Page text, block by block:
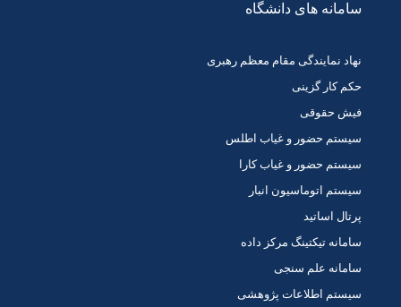
سامانه های دانشگاه
نهاد نمایندگی مقام معظم رهبری
حکم کار گزینی
فیش حقوقی
سیستم حضور و غیاب اطلس
سیستم حضور و غیاب کارا
سیستم اتوماسیون انبار
پرتال اساتید
سامانه تیکتینگ مرکز داده
سامانه علم سنجی
سیستم اطلاعات پژوهشی